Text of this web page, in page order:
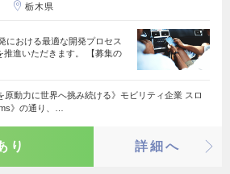
栃木県
における最適な開発プロセス
進いただきます。 【募集の
原動力に世界へ挑み続ける》モビリティ企業 スロ
》の通り、…
り 詳細へ